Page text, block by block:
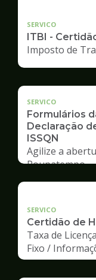
SERVICO
ITBI -
Imposto de
SERVICO
Formulários
Declaração
ISSQN
Agilize a
Poupatempo
SERVICO
Certidão de
Taxa de
Fixo /